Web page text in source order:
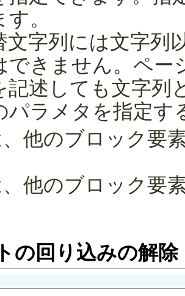
す。
文字列には文字列
できません。ペー
記述しても文字列
パラメタを指定す
他のブロック要
他のブロック要
の回り込みの解除